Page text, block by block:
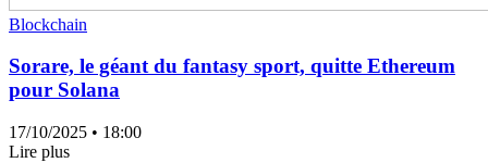
Blockchain
Sorare, le géant du fantasy sport, quitte Ethereum
pour Solana
17/10/2025 • 18:00
Lire plus